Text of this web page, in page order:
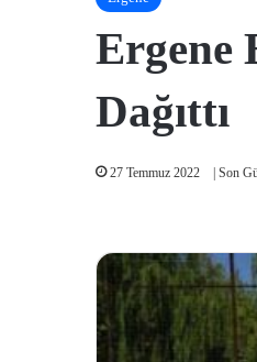
Ergene
Dağıttı
27 Temmuz 2022 | Son